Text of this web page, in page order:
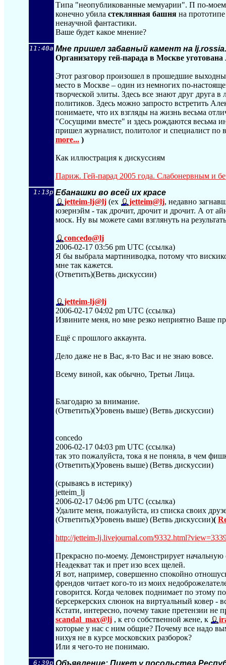
Типа "неопубликованные мемуарии". П по-
конечно убила стеклянная башня на
ненаучной фантастики.
Ваше будет какое мнение?
11:40a Мне пришел забавный камент на
Организатору гей-парада в Москве
Этот разговор произошел в прошедшие
место в Москве – один из немногих по-
творческой элиты. Здесь все знают друг друга
политиков. Здесь можно запросто встретить
понимаете, что их взгляды на жизнь весьма
"Сосущими вместе" и здесь рождаются весьма
пришел журналист, политолог и специалист
more... )
Как иллюстрация к дискуссиям
Париж. Гей-парад 2005 года. Слабонервным и
1:13p Ебанашки во всей их красе
jetteim-lj@lj (ex jetteim@lj, недавно
юзернэйм - так дрочит, дрочит и дрочит. А от
моск. Ну вы можете сами взглянуть на
concedo@lj
2006-02-17 03:56 pm UTC (ссылка)
Я бы выбрала мартиниводка, потому что
мне так кажется.
(Ответить)(Ветвь дискуссии)
jetteim-lj@lj
2006-02-17 04:02 pm UTC (ссылка)
Извините меня, но мне резко неприятно Ваше
Ещё с прошлого аккаунта.
Дело даже не в Вас, я-то Вас и не знаю вовсе.
Всему виной, как обычно, Третьи Лица.
Благодарю за внимание.
(Ответить)(Уровень выше) (Ветвь дискуссии)
concedo
2006-02-17 04:03 pm UTC (ссылка)
так это пожалуйста, тока я не поняла, в чем
(Ответить)(Уровень выше) (Ветвь дискуссии)
(срываясь в истерику)
jetteim_lj
2006-02-17 04:06 pm UTC (ссылка)
Удалите меня, пожалуйста, из списка своих
(Ответить)(Уровень выше) (Ветвь дискуссии)(
http://jetteim-lj.livejournal.com/9
Прекрасно по-моему. Демонстрирует
Неадекват так и прет изо всех щелей.
Я вот, например, совершенно спокойно
френдов читает кого-то из моих
говорится. Когда человек поднимает по этому
берсеркерских слюнок на виртуальный ковер -
Кстати, интересно, почему такие претензии не
scandal_max@lj , к его собственной жене, к
которые у нас с ним общие? Почему все надо
нихуя не в курсе московских разборок?
Или я чего-то не понимаю.
6:39p Объявление: Пикет у посольства